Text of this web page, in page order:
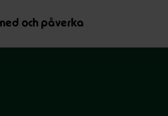
och påverka